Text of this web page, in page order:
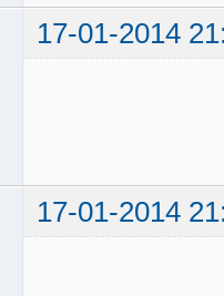
17-01-2014
17-01-2014